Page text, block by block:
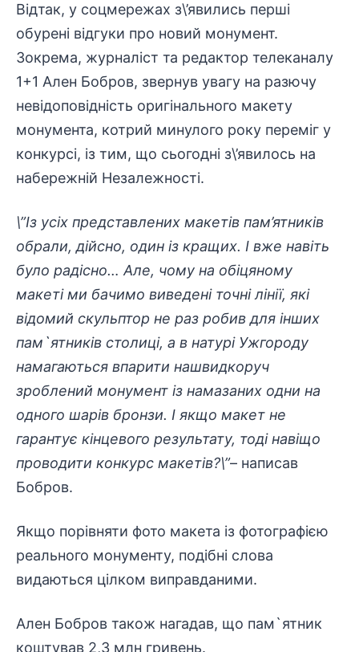
Відтак, у соцмережах з\’явились перші
обурені відгуки про новий монумент.
Зокрема, журналіст та редактор телеканалу
1+1 Ален Бобров, звернув увагу на разючу
невідоповідність оригінального макету
монумента, котрий минулого року переміг у
конкурсі, із тим, що сьогодні з\’явилось на
набережній Незалежності.
\”Із усіх представлених макетів пам’ятників
обрали, дійсно, один із кращих. І вже навіть
було радісно… Але, чому на обіцяному
макеті ми бачимо виведені точні лінії, які
відомий скульптор не раз робив для інших
пам`ятників столиці, а в натурі Ужгороду
намагаються впарити нашвидкоруч
зроблений монумент із намазаних одни на
одного шарів бронзи. І якщо макет не
гарантує кінцевого результату, тоді навіщо
проводити конкурс макетів?\”– написав
Бобров.
Якщо порівняти фото макета із фотографією
реального монументу, подібні слова
видаються цілком виправданими.
Ален Бобров також нагадав, що пам`ятник
коштував 2,3 млн гривень.